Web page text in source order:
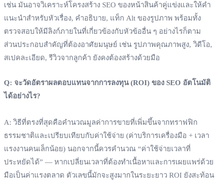
เช่น มันอาจวิเคราะห์โครงสร้าง SEO ของหน้าสินค้าคู่แข่งและให้คำ
แนะนำสำหรับหัวเรื่อง, คำอธิบาย, แท็ก Alt ของรูปภาพ พร้อมทั้ง
ตรวจสอบให้มีลิงก์ภายในที่เกี่ยวข้องกับหัวข้ออื่น ๆ อย่างไรก็ตาม
ส่วนประกอบสำคัญที่ต้องอาศัยมนุษย์ เช่น รูปภาพคุณภาพสูง, วิดีโอ,
สเปคละเอียด, รีวิวจากลูกค้า ยังคงต้องสร้างด้วยมือ
Q: จะวัดอัตราผลตอบแทนจากการลงทุน (ROI) ของ SEO อัตโนมัติ
ได้อย่างไร?
A: วิธีที่ตรงที่สุดคือคำนวณมูลค่าการขายที่เพิ่มขึ้นจากทราฟฟิก
ธรรมชาติและเปรียบเทียบกับค่าใช้จ่าย (ค่าบริการเครื่องมือ + เวลา
แรงงานคนเล็กน้อย) นอกจากนี้ควรคำนวณ “ค่าใช้จ่ายเวลาที่
ประหยัดได้” — หากเปลี่ยนเวลาที่ต้องทำเนื้อหาและการเผยแพร่ด้วย
มือเป็นค่าแรงตลาด ตัวเลขนี้มักจะสูงมากในระยะยาว ROI ยังสะท้อน